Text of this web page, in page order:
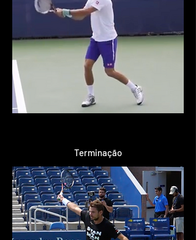
Terminação